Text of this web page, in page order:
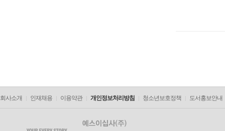
회사소개 인재채용 이용약관 개인정보처리방침 청소년보호정책 도서홍보안내